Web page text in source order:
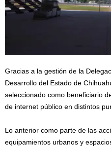
Gracias a la gestión de la
Desarrollo del Estado de
seleccionado como beneficiario
de internet público en distintos
Lo anterior como parte de las
equipamientos urbanos y